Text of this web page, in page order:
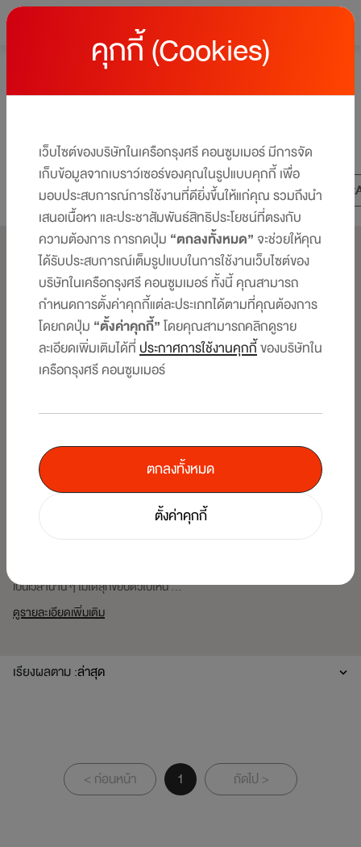
Stories สำหรับสายกินสายเที่ยว
ALL LIFESTYLE SHOPPING EAT-
LIFESTYLE03/25/2026
3 ท่านอน ใช้หมอนหนุน ลดอาการปวดหลัง
เป็นเวลานาน ๆ ไม่ได้ลุกขยับตัวไปไหน ...
ดูรายละเอียดเพิ่มเติม
เรียงผลตาม :
< ก่อนหน้า 1 ถัดไป >
คุกกี้ (Cookies)
เว็บไซต์ของบริษัทในเครือกรุงศรี คอนซูมเมอร์ มีการจัด
เก็บข้อมูลจากเบราว์เซอร์ของคุณในรูปแบบคุกกี้ เพื่อ
มอบประสบการณ์การใช้งานที่ดียิ่งขึ้นให้แก่คุณ รวมถึงนำ
เสนอเนื้อหา และประชาสัมพันธ์สิทธิประโยชน์ที่ตรงกับ
ความต้องการ การกดปุ่ม “ตกลงทั้งหมด”จะช่วยให้คุณ
ได้รับประสบการณ์เต็มรูปแบบในการใช้งานเว็บไซต์ของ
บริษัทในเครือกรุงศรี คอนซูมเมอร์ ทั้งนี้ คุณสามารถ
กำหนดการตั้งค่าคุกกี้แต่ละประเภทได้ตามที่คุณต้องการ
โดยกดปุ่ม “ตั้งค่าคุกกี้”โดยคุณสามารถคลิกดูราย
ละเอียดเพิ่มเติมได้ที่ ประกาศการใช้งานคุกกี้ของบริษัทใน
เครือกรุงศรี คอนซูมเมอร์
ตั้งค่าคุกกี้
ตกลงทั้งหมด